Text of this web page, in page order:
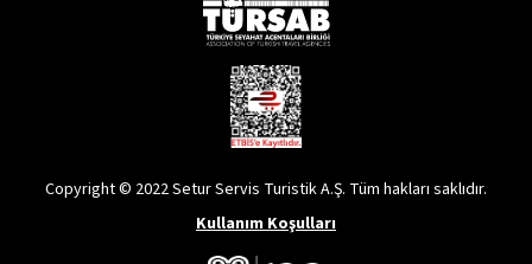
Copyright © 2022 Setur Servis Turistik A.Ş. Tüm hakları saklıdır.
Kullanım Koşulları